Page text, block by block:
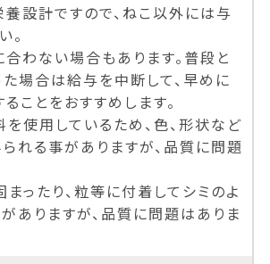
設計ですので、ねこ以外には与
。
わない場合もあります。普段と
場合は給与を中断して、早めに
ことをおすすめします。
使用しているため、色、形状など
れる事がありますが、品質に問題
ったり、粒等に付着してシミのよ
ありますが、品質に問題はありま